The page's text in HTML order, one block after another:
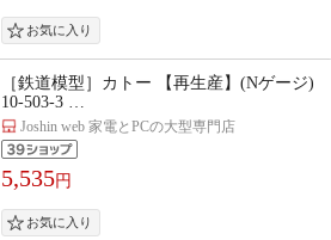
［鉄道模型］カトー 【再生産】(Nゲージ)
10-503-3 …
Joshin web 家電とPCの大型専門店
5,535円